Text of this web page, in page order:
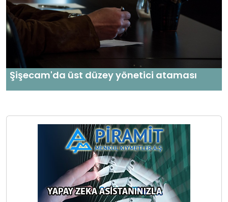
Şişecam'da üst düzey yönetici ataması